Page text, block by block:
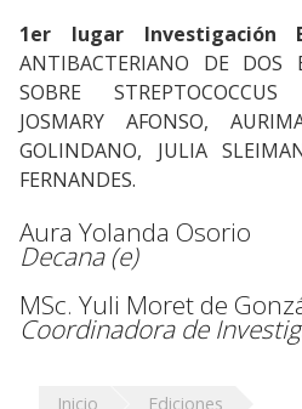
1er lugar Investigación
ANTIBACTERIANO DE DOS
SOBRE
JOSMARY AFONSO,
GOLINDANO, JULIA
FERNANDES.
Aura Yolanda Osorio
Decana (e)
MSc. Yuli Moret de
Coordinadora de
Inicio
Ediciones